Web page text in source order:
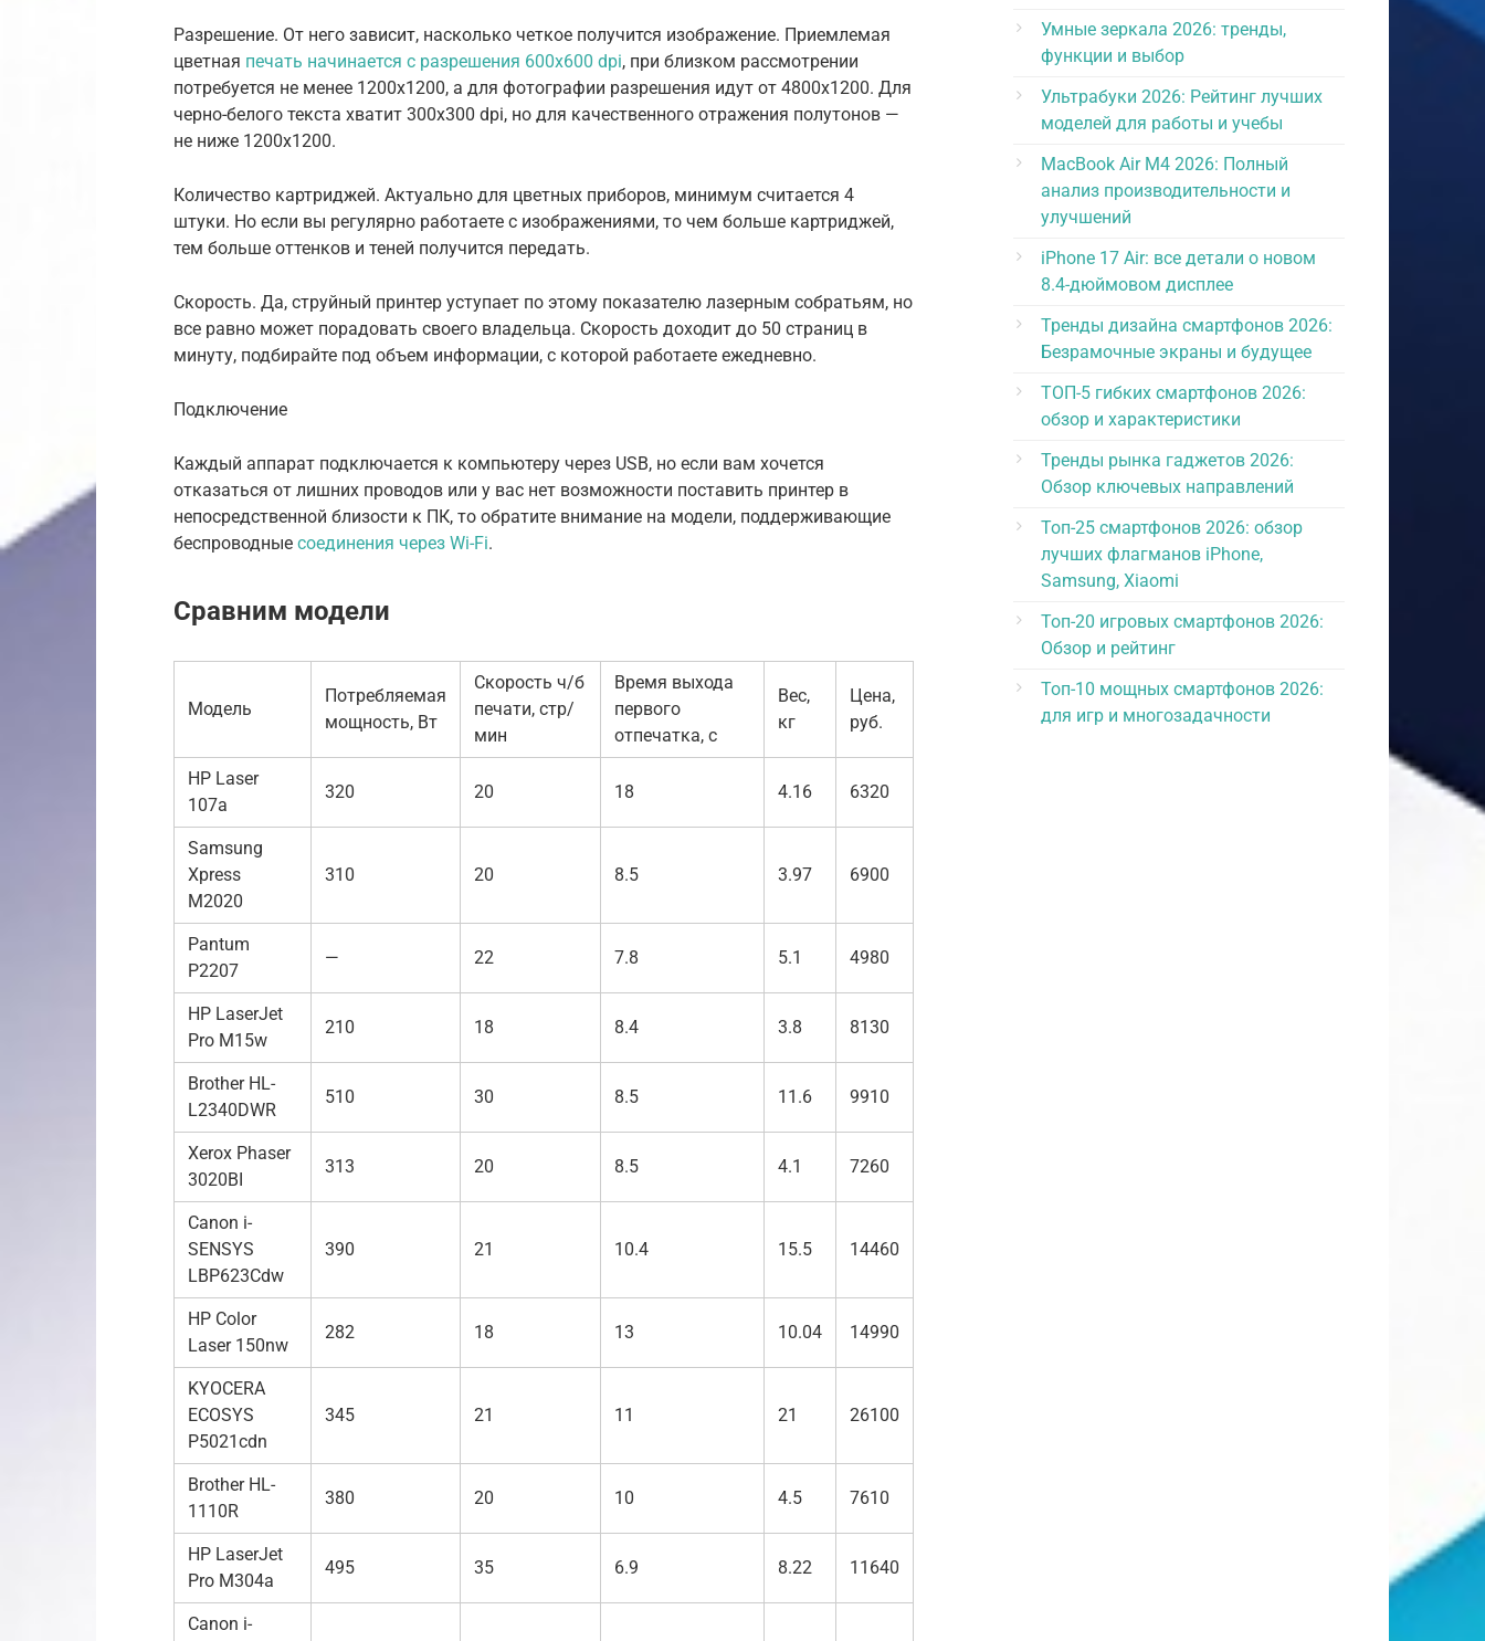
Разрешение. От него зависит, насколько четкое получится изображение. Приемлемая
цветная печать начинается с разрешения 600х600 dpi, при близком рассмотрении
потребуется не менее 1200х1200, а для фотографии разрешения идут от 4800х1200. Для
черно-белого текста хватит 300х300 dpi, но для качественного отражения полутонов —
не ниже 1200х1200.
Количество картриджей. Актуально для цветных приборов, минимум считается 4
штуки. Но если вы регулярно работаете с изображениями, то чем больше картриджей,
тем больше оттенков и теней получится передать.
Скорость. Да, струйный принтер уступает по этому показателю лазерным собратьям, но
все равно может порадовать своего владельца. Скорость доходит до 50 страниц в
минуту, подбирайте под объем информации, с которой работаете ежедневно.
Подключение
Каждый аппарат подключается к компьютеру через USB, но если вам хочется
отказаться от лишних проводов или у вас нет возможности поставить принтер в
непосредственной близости к ПК, то обратите внимание на модели, поддерживающие
беспроводные соединения через Wi-Fi.
Сравним модели
Модель
Потребляемая
мощность, Вт
Скорость ч/б
печати, стр/
мин
Время выхода
первого
отпечатка, с
Вес,
кг
Цена,
руб.
HP Laser
107a
320 20 18 4.16 6320
Samsung
Xpress
M2020
310 20 8.5 3.97 6900
Pantum
P2207
— 22 7.8 5.1 4980
HP LaserJet
Pro M15w
210 18 8.4 3.8 8130
Brother HL-
L2340DWR
510 30 8.5 11.6 9910
Xerox Phaser
3020BI
313 20 8.5 4.1 7260
Canon i-
SENSYS
LBP623Cdw
390 21 10.4 15.5 14460
HP Color
Laser 150nw
282 18 13 10.04 14990
KYOCERA
ECOSYS
P5021cdn
345 21 11 21 26100
Brother HL-
1110R
380 20 10 4.5 7610
HP LaserJet
Pro M304a
495 35 6.9 8.22 11640
Canon i-
Умные зеркала 2026: тренды,
функции и выбор
Ультрабуки 2026: Рейтинг лучших
моделей для работы и учебы
MacBook Air M4 2026: Полный
анализ производительности и
улучшений
iPhone 17 Air: все детали о новом
8.4-дюймовом дисплее
Тренды дизайна смартфонов 2026:
Безрамочные экраны и будущее
ТОП-5 гибких смартфонов 2026:
обзор и характеристики
Тренды рынка гаджетов 2026:
Обзор ключевых направлений
Топ-25 смартфонов 2026: обзор
лучших флагманов iPhone,
Samsung, Xiaomi
Топ-20 игровых смартфонов 2026:
Обзор и рейтинг
Топ-10 мощных смартфонов 2026:
для игр и многозадачности